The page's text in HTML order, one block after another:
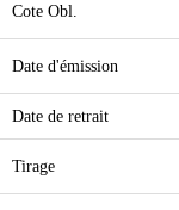
Cote Obl.
Date d'émission
Date de retrait
Tirage